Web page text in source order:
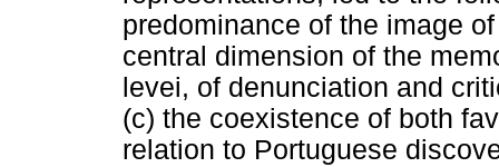
predominance of the image
central dimension of the
levei, of denunciation and
(c) the coexistence of both
relation to Portuguese